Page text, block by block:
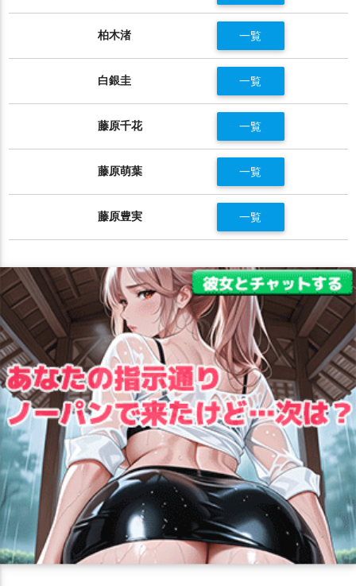
柏木渚 一覧
白銀圭 一覧
藤原千花 一覧
藤原萌葉 一覧
藤原豊実 一覧